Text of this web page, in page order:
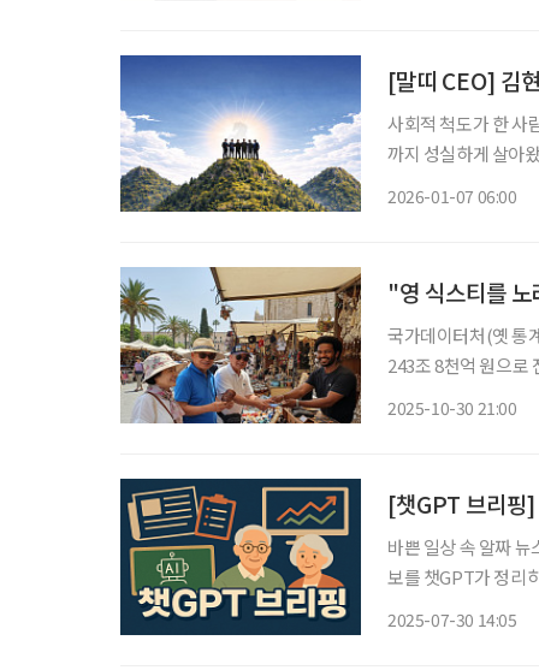
[말띠 CEO] 김
사회적 척도가 한 사
까지 성실하게 살아
2026-01-07 06:00
"영 식스티를
국가데이터처(옛 통
243조 8천억 원으로
2025-10-30 21:00
[챗GPT 브리핑
바쁜 일상 속 알짜
보를 챗GPT가 정리하고 편집
2025-07-30 14:05